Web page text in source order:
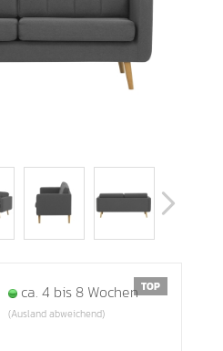
TOP
ca. 4 bis 8 Wochen
(Ausland abweichend)